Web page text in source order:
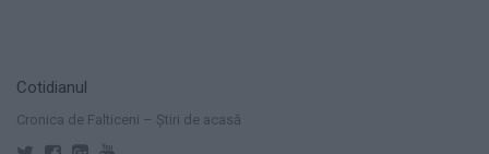
Cotidianul
Cronica de Falticeni – Știri de acasă